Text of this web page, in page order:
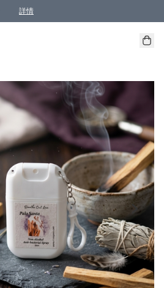
詳情
3件85折】
選2件9折/3件85折/5件8折】
折系列2件9折】
3支85折
折, 2件88折 3件85折
2件9折
9折/3件85折/5件8折】
折/3件85折/5件8折】
養護 BODY OIL 組2件88折/3件85折】
2件88折】
折/3件85折】
選2件88折/3件85折/4件或以上8折】
！減獎賞優惠 !! 記得去賬户資料填上生日日期啦 !
免運費
運費